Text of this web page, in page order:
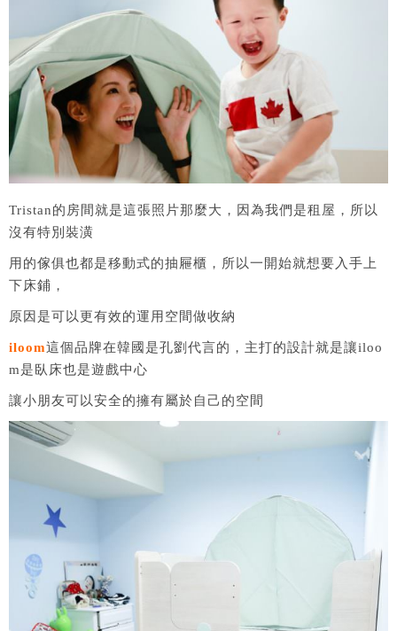
Tristan的房間就是這張照片那麼大，因為我們是租屋，所以
沒有特別裝潢
用的傢俱也都是移動式的抽屜櫃，所以一開始就想要入手上
下床鋪，
原因是可以更有效的運用空間做收納
iloom這個品牌在韓國是孔劉代言的，主打的設計就是讓iloo
m是臥床也是遊戲中心
讓小朋友可以安全的擁有屬於自己的空間